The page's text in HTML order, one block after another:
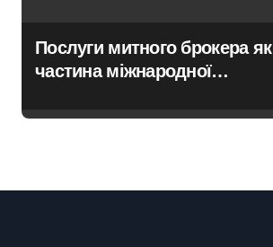
Послуги митного брокера як
частина міжнародної